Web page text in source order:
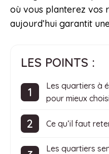
où vous planterez vos
aujourd’hui garantit
LES POINTS :
Les quartiers à
pour mieux
Ce qu’il faut
Les quartiers